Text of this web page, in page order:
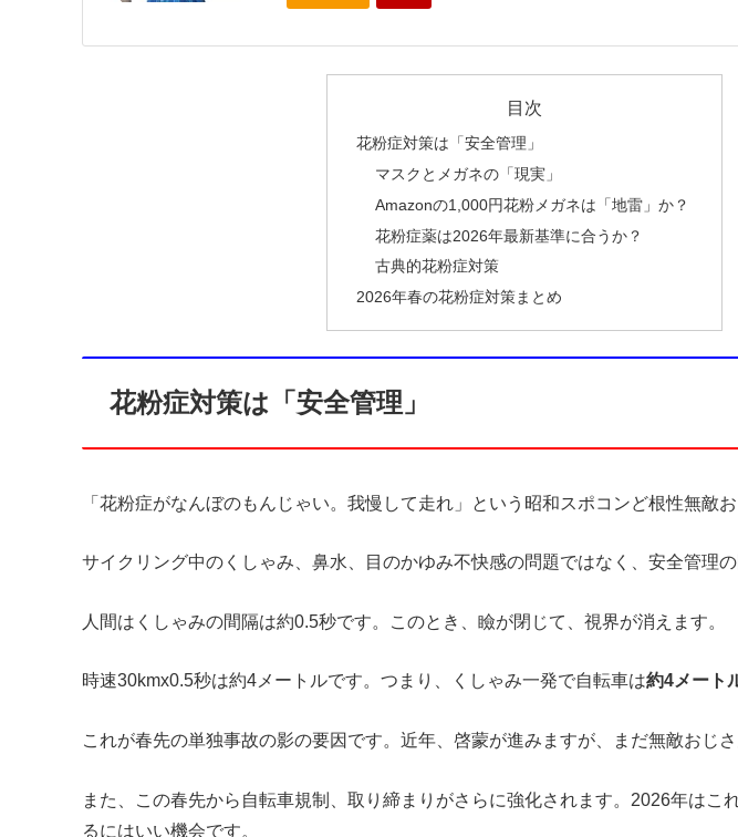
目次
花粉症対策は「安全管理」
マスクとメガネの「現実」
Amazonの1,000円花粉メガネは「地雷」か？
花粉症薬は2026年最新基準に合うか？
古典的花粉症対策
2026年春の花粉症対策まとめ
花粉症対策は「安全管理」
「花粉症がなんぼのもんじゃい。我慢して走れ」という昭和スポコンど根性無敵
サイクリング中のくしゃみ、鼻水、目のかゆみ不快感の問題ではなく、安全管理の
人間はくしゃみの間隔は約0.5秒です。このとき、瞼が閉じて、視界が消えます。
時速30kmx0.5秒は約4メートルです。つまり、くしゃみ一発で自転車は約4メート
これが春先の単独事故の影の要因です。近年、啓蒙が進みますが、まだ無敵おじさ
また、この春先から自転車規制、取り締まりがさらに強化されます。2026年はこ
るにはいい機会です。